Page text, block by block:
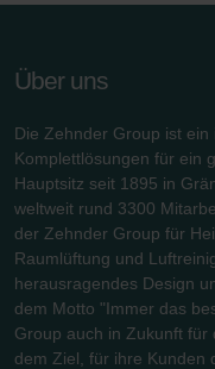
Über uns
Die Zehnder Group ist
Komplettlösungen für ein
Hauptsitz seit 1895 in
weltweit rund 3300
der Zehnder Group für
Raumlüftung und
herausragendes Design
dem Motto "Immer das
Group auch in Zukunft
dem Ziel, für ihre Kunden